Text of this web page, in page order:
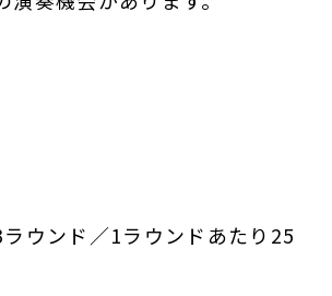
ウンド／1ラウンドあたり25